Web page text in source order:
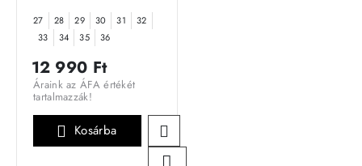
27 28 29 30 31
32
33
34 35 36
12 990 Ft
Áraink az ÁFA értékét
tartalmazzák!
Kosárba